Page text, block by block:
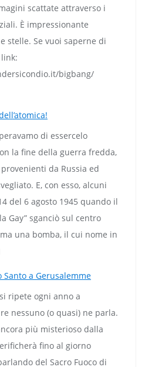
scattate attraverso i
È impressionante
stelle. Se vuoi saperne di
bigbang/
di essercelo
la fine della guerra fredda,
da Russia ed
E, con esso, alcuni
del 6 agosto 1945 quando il
Gay” sganciò sul centro
una bomba, il cui nome in
Santo a Gerusalemme
ripete ogni anno a
nessuno (o quasi) ne parla.
più misterioso dalla
fino al giorno
del Sacro Fuoco di